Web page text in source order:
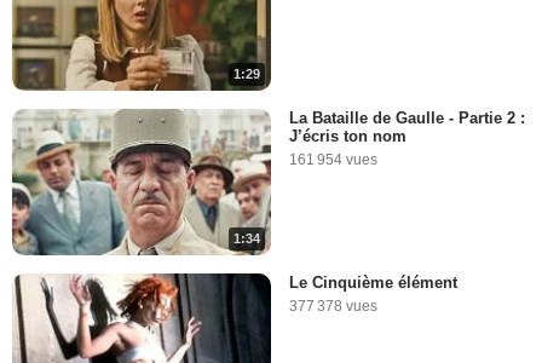
1:29
1:34
La Bataille de Gaulle - Partie 2 :
J’écris ton nom
161 954 vues
Le Cinquième élément
377 378 vues